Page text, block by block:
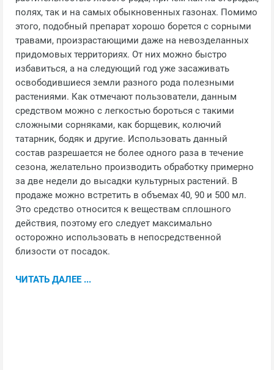
полях, так и на самых обыкновенных газонах. Помимо
этого, подобный препарат хорошо борется с сорными
травами, произрастающими даже на невозделанных
придомовых территориях. От них можно быстро
избавиться, а на следующий год уже засаживать
освободившиеся земли разного рода полезными
растениями. Как отмечают пользователи, данным
средством можно с легкостью бороться с такими
сложными сорняками, как борщевик, колючий
татарник, бодяк и другие. Использовать данный
состав разрешается не более одного раза в течение
сезона, желательно производить обработку примерно
за две недели до высадки культурных растений. В
продаже можно встретить в объемах 40, 90 и 500 мл.
Это средство относится к веществам сплошного
действия, поэтому его следует максимально
осторожно использовать в непосредственной
близости от посадок.
ЧИТАТЬ ДАЛЕЕ ...